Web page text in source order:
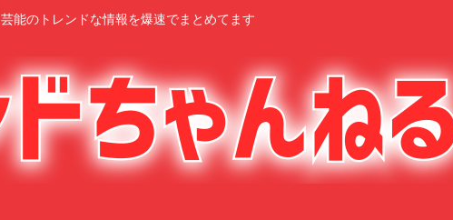
芸能のトレンドな情報を爆速でまとめてます